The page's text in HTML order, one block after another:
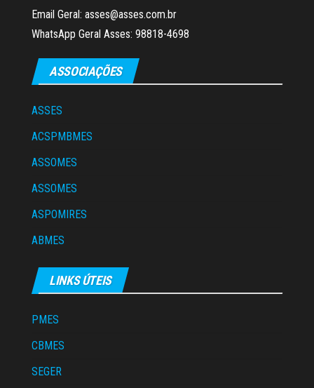
Email Geral: asses@asses.com.br
WhatsApp Geral Asses: 98818-4698
ASSOCIAÇÕES
ASSES
ACSPMBMES
ASSOMES
ASSOMES
ASPOMIRES
ABMES
LINKS ÚTEIS
PMES
CBMES
SEGER